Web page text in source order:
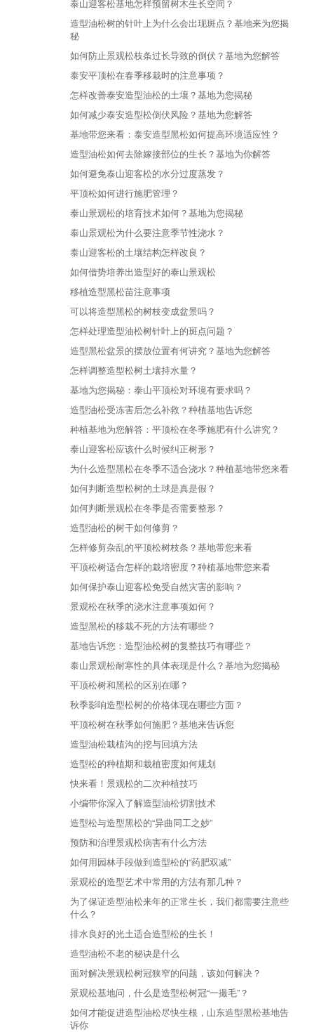
泰山迎客松基地怎样预留树木生长空间？
造型油松树的针叶上为什么会出现斑点？基地来为您揭
秘
如何防止景观松枝条过长导致的倒伏？基地为您解答
泰安平顶松在春季移栽时的注意事项？
怎样改善泰安造型油松的土壤？基地为您揭秘
如何减少泰安造型松倒伏风险？基地为您解答
基地带您来看：泰安造型黑松如何提高环境适应性？
造型油松如何去除嫁接部位的生长？基地为你解答
如何避免泰山迎客松的水分过度蒸发？
平顶松如何进行施肥管理？
泰山景观松的培育技术如何？基地为您揭秘
泰山景观松为什么要注意季节性浇水？
泰山迎客松的土壤结构怎样改良？
如何借势培养出造型好的泰山景观松
移植造型黑松苗注意事项
可以将造型黑松的树枝变成盆景吗？
怎样处理造型油松树针叶上的斑点问题？
造型黑松盆景的摆放位置有何讲究？基地为您解答
怎样调整造型松树土壤持水量？
基地为您揭秘：泰山平顶松对环境有要求吗？
造型油松受冻害后怎么补救？种植基地告诉您
种植基地为您解答：平顶松在冬季施肥有什么讲究？
泰山迎客松应该什么时候纠正树形？
为什么造型黑松在冬季不适合浇水？种植基地带您来看
如何判断造型松树的土球是真是假？
如何判断景观松在冬季是否需要整形？
造型油松的树干如何修剪？
怎样修剪杂乱的平顶松树枝条？基地带您来看
平顶松树适合怎样的栽培密度？种植基地带您来看
如何保护泰山迎客松免受自然灾害的影响？
景观松在秋季的浇水注意事项如何？
造型黑松的移栽不死的方法有哪些？
基地告诉您：造型油松树的复整技巧有哪些？
泰山景观松耐寒性的具体表现是什么？基地为您揭秘
平顶松树和黑松的区别在哪？
秋季影响造型松树的价格体现在哪些方面？
平顶松树在秋季如何施肥？基地来告诉您
造型油松栽植沟的挖与回填方法
造型松的种植期和栽植密度如何规划
快来看！景观松的二次种植技巧
小编带你深入了解造型油松切割技术
造型松与造型黑松的“异曲同工之妙”
预防和治理景观松病害有什么方法
如何用园林手段做到造型松的“药肥双减”
景观松的造型艺术中常用的方法有那几种？
为了保证造型油松来年的正常生长，我们都需要注意些
什么？
排水良好的光土适合造型松的生长！
造型油松不老的秘诀是什么
面对解决景观松树冠狭窄的问题，该如何解决？
景观松基地问，什么是造型松树冠“一撮毛”？
如何才能促进造型油松尽快生根，山东造型黑松基地告
诉你